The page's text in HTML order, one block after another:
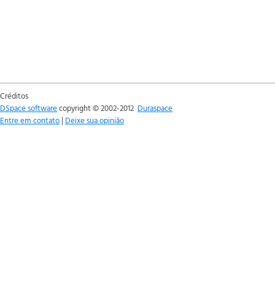
Créditos
DSpace softwarecopyright © 2002-2012 Duraspace
Entre em contato | Deixe sua opinião